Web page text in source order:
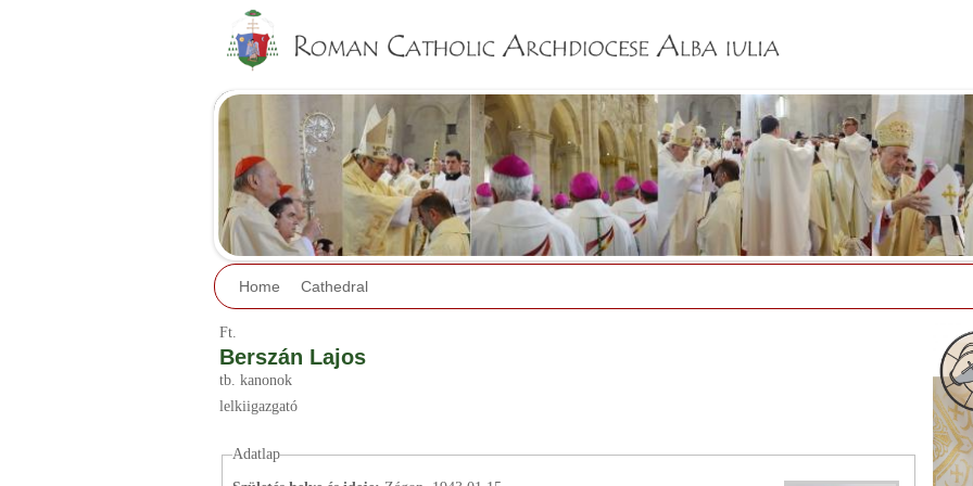
Home Cathedral
Ft.
Berszán Lajos
tb. kanonok
lelkiigazgató
Adatlap